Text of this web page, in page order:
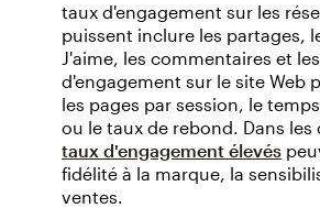
taux d'engagement sur les
puissent inclure les partages,
J'aime, les commentaires et
d'engagement sur le site Web
les pages par session, le
ou le taux de rebond. Dans les
taux d'engagement élevés
fidélité à la marque, la
ventes.